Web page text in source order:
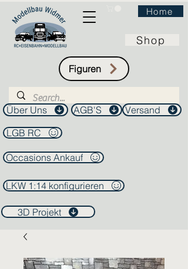
Home
Shop
Figuren
Über Uns AGB'S
Versand
LGB RC
Occasions Ankauf
LKW 1:14 konfigurieren
3D Projekt